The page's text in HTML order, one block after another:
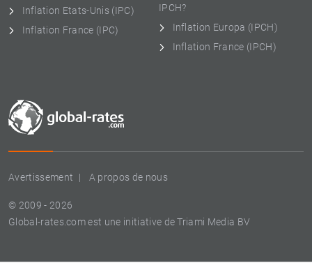
Avertissement A propos de nous
© 2009 - 2026
Global-rates.com est une initiative de Triami Media BV
Inflation Etats-Unis (IPC)
Inflation France (IPC)
IPCH?
Inflation Europa (IPCH)
Inflation France (IPCH)